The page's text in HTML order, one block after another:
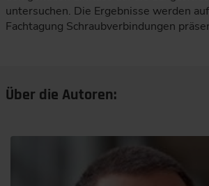
untersuchen. Die Ergebnisse werden
Fachtagung Schraubverbindungen
Über die Autoren: